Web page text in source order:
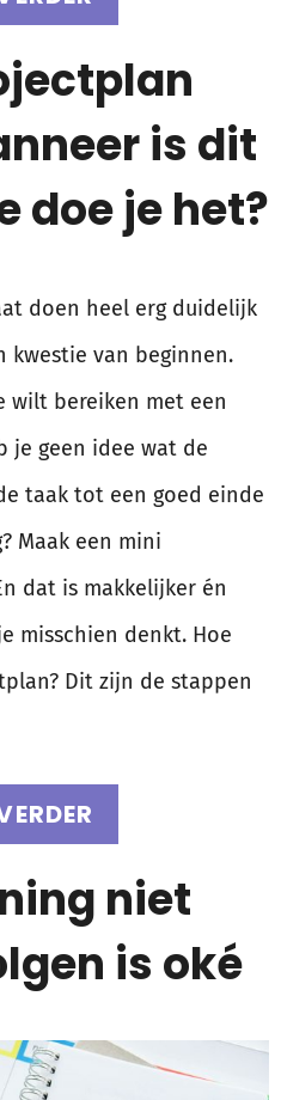
is dit
doe je het?
doen heel erg duidelijk
kwestie van beginnen.
wilt bereiken met een
je geen idee wat de
taak tot een goed einde
Maak een mini
dat is makkelijker én
misschien denkt. Hoe
Dit zijn de stappen
niet
is oké